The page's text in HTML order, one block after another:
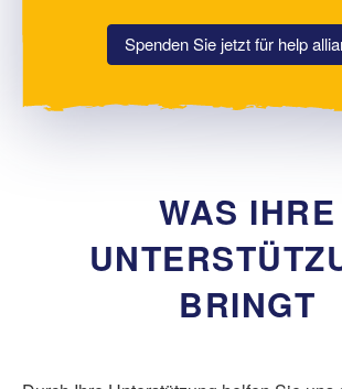
Spenden Sie jetzt für help
WAS IHRE
BRINGT